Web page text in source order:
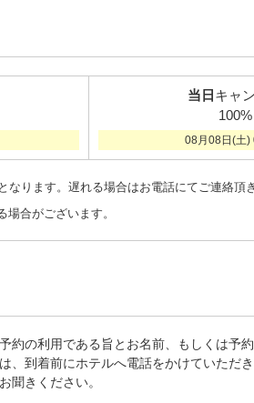
当日 キャ
100%
08月08日(土)
なります。遅れる場合はお電話にてご連絡
合がございます。
約の利用である旨とお名前、もしくは予約
、到着前にホテルへ電話をかけていた
聞きください。